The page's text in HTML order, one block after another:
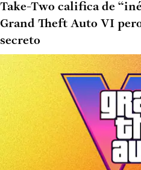
Take-Two califica de
Grand Theft Auto VI
secreto